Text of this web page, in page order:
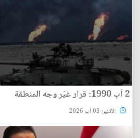
2 آب 1990: قرار غيّر وجه المنطقة
الأثنين 03 آب 2026